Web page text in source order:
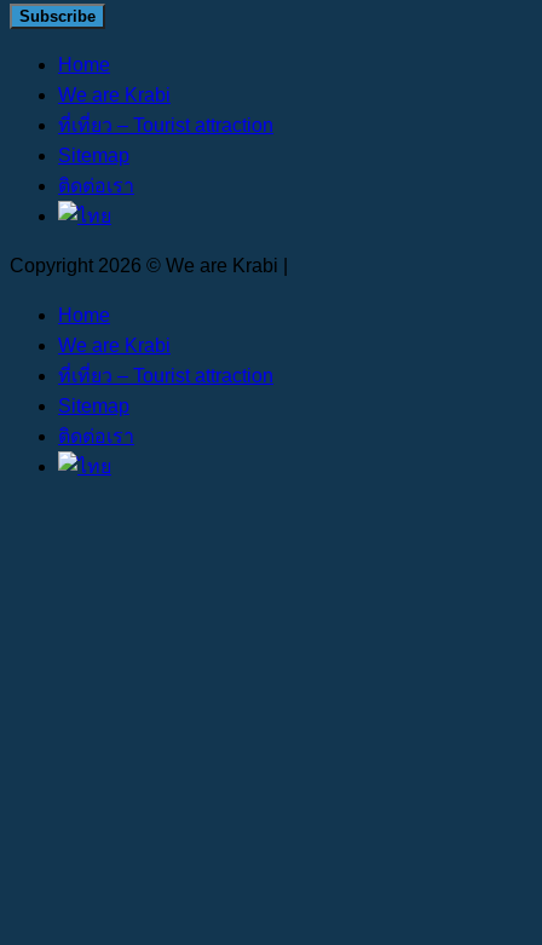
Home
We are Krabi
ที่เที่ยว – Tourist attraction
Sitemap
ติดต่อเรา
Copyright 2026 © We are Krabi |
Home
We are Krabi
ที่เที่ยว – Tourist attraction
Sitemap
ติดต่อเรา